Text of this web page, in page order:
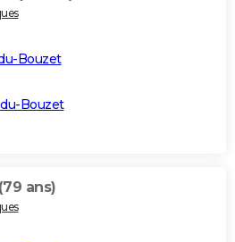
Bouzet
Bouzet
(79 ans)